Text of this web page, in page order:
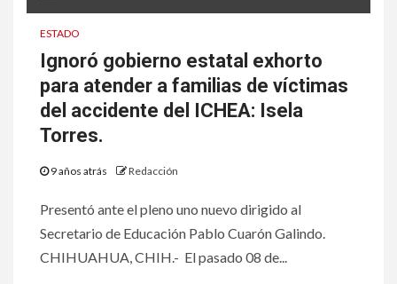
ESTADO
Ignoró gobierno estatal exhorto
para atender a familias de víctimas
del accidente del ICHEA: Isela
Torres.
9 años atrás Redacción
Presentó ante el pleno uno nuevo dirigido al
Secretario de Educación Pablo Cuarón Galindo.
CHIHUAHUA, CHIH.- El pasado 08 de...